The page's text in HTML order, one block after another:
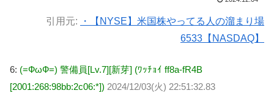
引用元:
・【NYSE】米国株やってる人の溜まり場
6533【NASDAQ】
6: (=ФωФ=) 警備員[Lv.7][新芽] (ﾜｯﾁｮｲ ff8a-fR4B
[2001:268:98bb:2c06:*]) 2024/12/03(火) 22:51:32.83